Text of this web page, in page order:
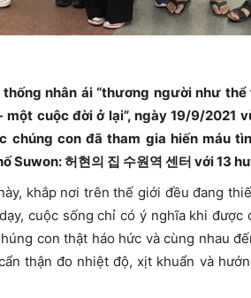
nhân ái “thương người như
cuộc đời ở lại”, ngày 19/9/2021
chúng con đã tham gia hiến máu
Suwon: 허현의 집 수원역 센터 với 13
khắp nơi trên thế giới đều đang
cuộc sống chỉ có ý nghĩa khi
con thật háo hức và cùng nhau
thận đo nhiệt độ, xịt khuẩn và